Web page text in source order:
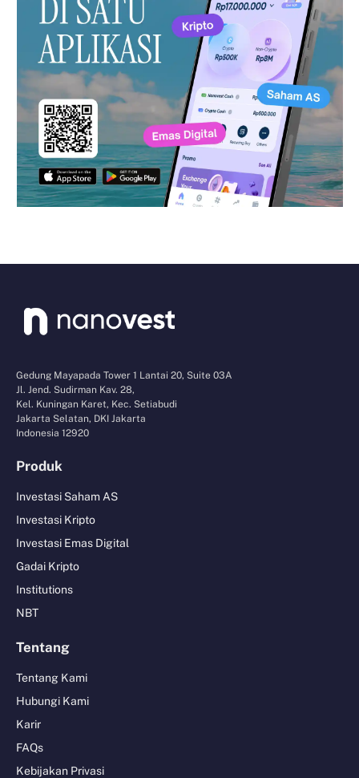
Gedung Mayapada Tower 1 Lantai 20, Suite 03A
Jl. Jend. Sudirman Kav. 28,
Kel. Kuningan Karet, Kec. Setiabudi
Jakarta Selatan, DKI Jakarta
Indonesia 12920
Produk
Investasi Saham AS
Investasi Kripto
Investasi Emas Digital
Gadai Kripto
Institutions
NBT
Tentang
Tentang Kami
Hubungi Kami
Karir
FAQs
Kebijakan Privasi